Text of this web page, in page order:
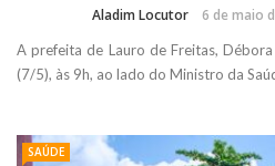
Aladim Locutor 6 de maio
A prefeita de Lauro de Freitas,
(7/5), às 9h, ao lado do Ministro da
SAÚDE